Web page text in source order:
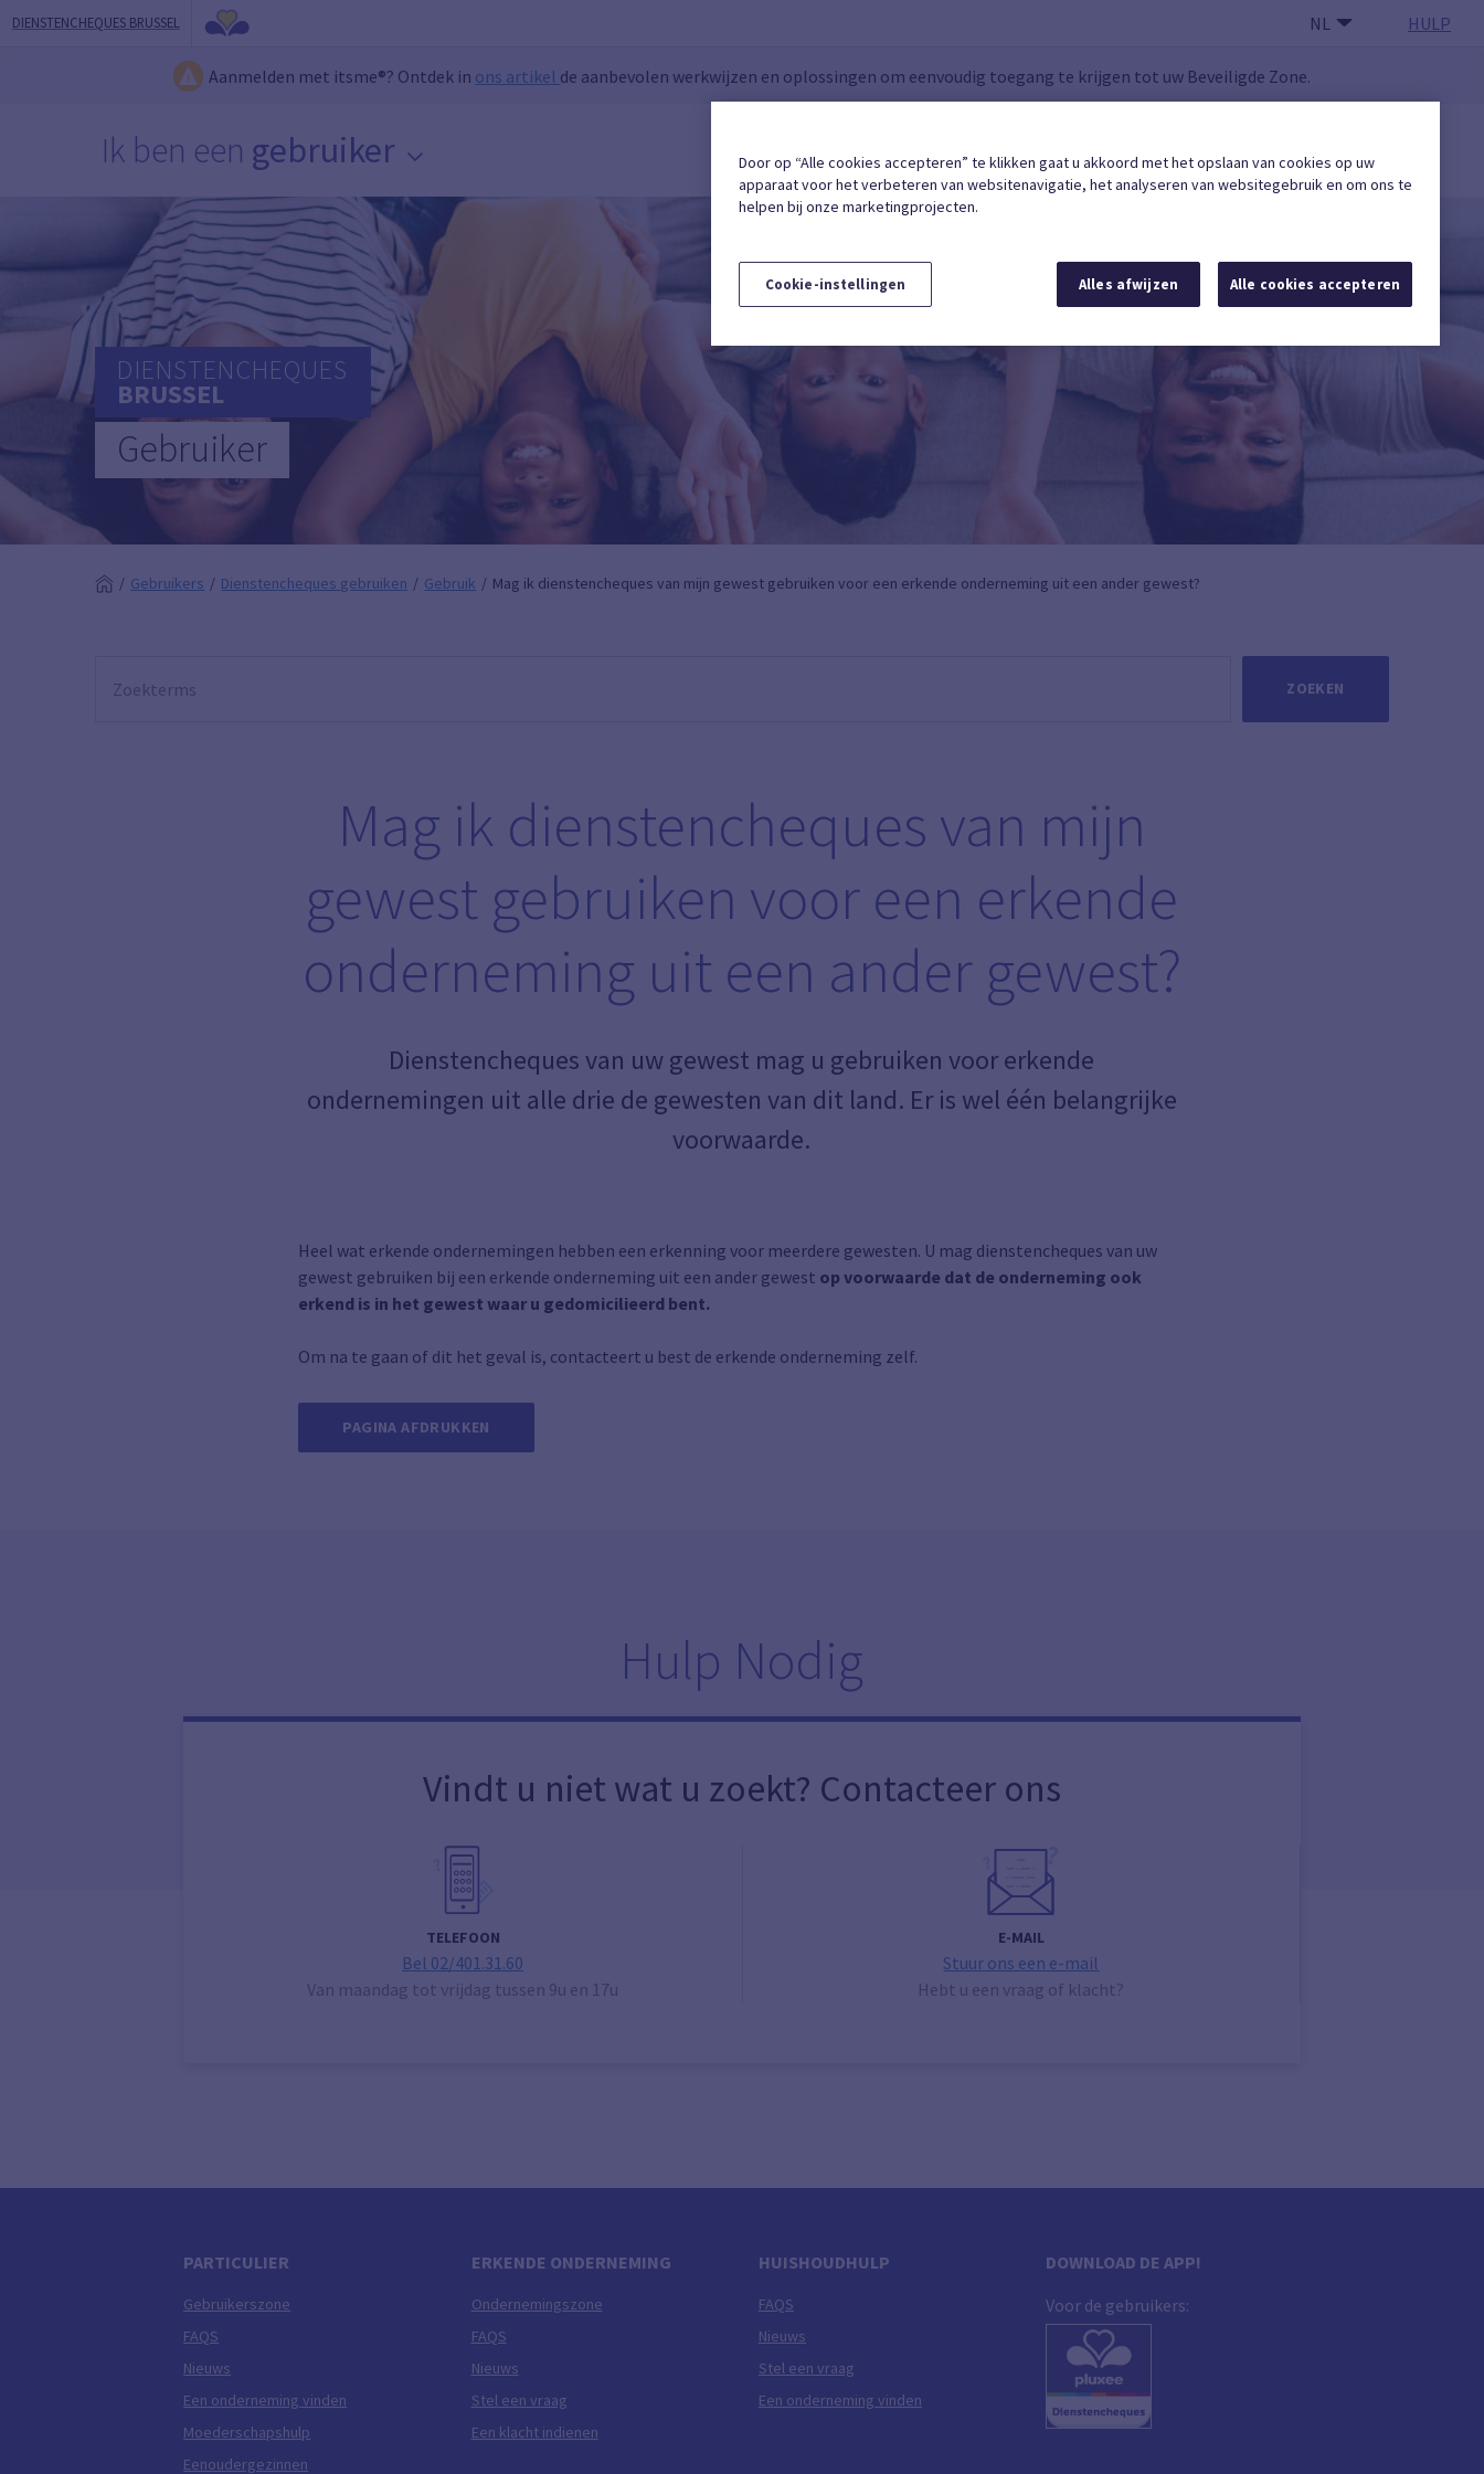
DIENSTENCHEQUES BRUSSEL NL HULP
Aanmelden met itsme®? Ontdek in ons artikel de aanbevolen werkwijzen en oplossingen om eenvoudig toegang te krijgen tot uw Beveiligde Zone.
Ik ben een gebruiker
Een erkende onderneming vinden
DIENSTENCHEQUES
BRUSSEL
Gebruiker
Gebruikers Dienstencheques gebruiken Gebruik Mag ik dienstencheques van mijn gewest gebruiken voor een erkende onderneming uit een ander gewest?
ZOEKEN
Mag ik dienstencheques van mijn
gewest gebruiken voor een erkende
onderneming uit een ander gewest?
Dienstencheques van uw gewest mag u gebruiken voor erkende
ondernemingen uit alle drie de gewesten van dit land. Er is wel één belangrijke
voorwaarde.
Heel wat erkende ondernemingen hebben een erkenning voor meerdere gewesten. U mag dienstencheques van uw
gewest gebruiken bij een erkende onderneming uit een ander gewest op voorwaarde dat de onderneming ook
erkend is in het gewest waar u gedomicilieerd bent.
Om na te gaan of dit het geval is, contacteert u best de erkende onderneming zelf.
PAGINA AFDRUKKEN
Hulp Nodig
Vindt u niet wat u zoekt? Contacteer ons
TELEFOON
Bel 02/401.31.60
Van maandag tot vrijdag tussen 9u en 17u
E-MAIL
Stuur ons een e-mail
Hebt u een vraag of klacht?
PARTICULIER
Gebruikerszone
FAQS
Nieuws
Een onderneming vinden
Moederschapshulp
Eenoudergezinnen
ERKENDE ONDERNEMING
Ondernemingszone
FAQS
Nieuws
Stel een vraag
Een klacht indienen
HUISHOUDHULP
FAQS
Nieuws
Stel een vraag
Een onderneming vinden
DOWNLOAD DE APP!
Voor de gebruikers:
Door op “Alle cookies accepteren” te klikken gaat u akkoord met het opslaan van cookies op uw
apparaat voor het verbeteren van websitenavigatie, het analyseren van websitegebruik en om ons te
helpen bij onze marketingprojecten.
Cookie-instellingen Alles afwijzen Alle cookies accepteren